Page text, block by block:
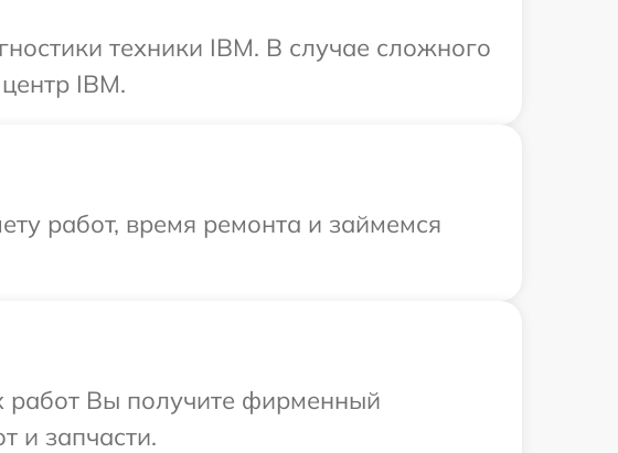
техники IBM. В случае сложного
IBM.
работ, время ремонта и займемся
работ Вы получите фирменный
и запчасти.